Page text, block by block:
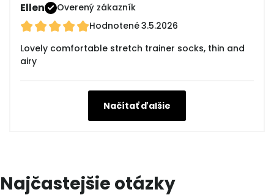
Ellen
Overený zákazník
Hodnotené3.5.2026
Lovely comfortable stretch trainer socks, thin and
airy
Načítať ďalšie
Najčastejšie otázky